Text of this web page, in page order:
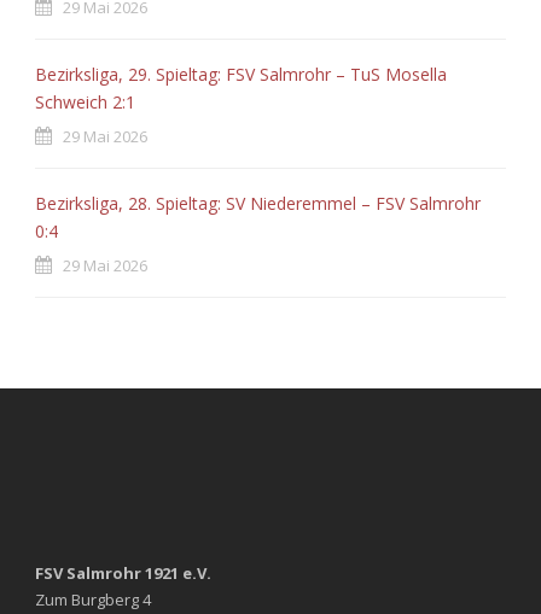
29 Mai 2026
Bezirksliga, 29. Spieltag: FSV Salmrohr – TuS Mosella
Schweich 2:1
29 Mai 2026
Bezirksliga, 28. Spieltag: SV Niederemmel – FSV Salmrohr
0:4
29 Mai 2026
FSV Salmrohr 1921 e.V.
Zum Burgberg 4